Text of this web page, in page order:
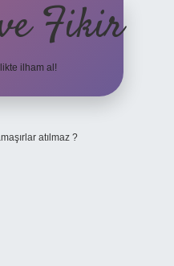
Fikir
ilham al!
atılmaz ?